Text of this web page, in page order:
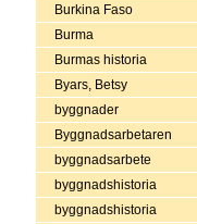
Burkina Faso
Burma
Burmas historia
Byars, Betsy
byggnader
Byggnadsarbetaren
byggnadsarbete
byggnadshistoria
byggnadshistoria